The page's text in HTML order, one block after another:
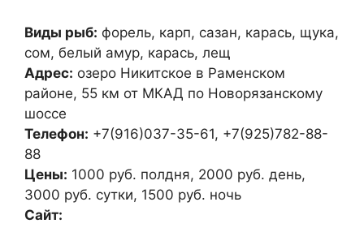
Виды рыб: форель, карп, сазан, карась, щука,
сом, белый амур, карась, лещ
Адрес: озеро Никитское в Раменском
районе, 55 км от МКАД по Новорязанскому
шоссе
Телефон: +7(916)037-35-61, +7(925)782-88-
88
Цены: 1000 руб. полдня, 2000 руб. день,
3000 руб. сутки, 1500 руб. ночь
Сайт: